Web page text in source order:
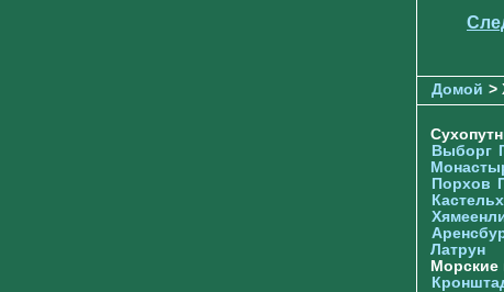
Домой >
Выборг
Порхов
Латрун
Морские